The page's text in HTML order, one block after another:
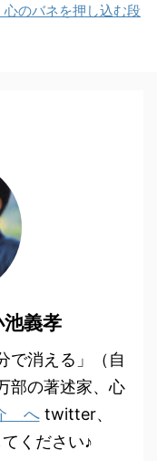
のバネを押し込む段
義孝
で消える」（自
部の著述家、心
へtwitter、
ください♪